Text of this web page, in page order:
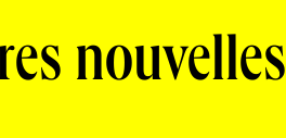
nouvelles